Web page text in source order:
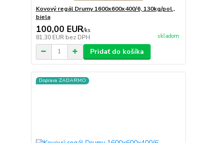
Kovový regál Drumy 1600x600x400/6, 130kg/pol.,
biela
100,00 EUR/ks
81,30 EUR bez DPH skladom
Pridať do košíka
Doprava ZADARMO